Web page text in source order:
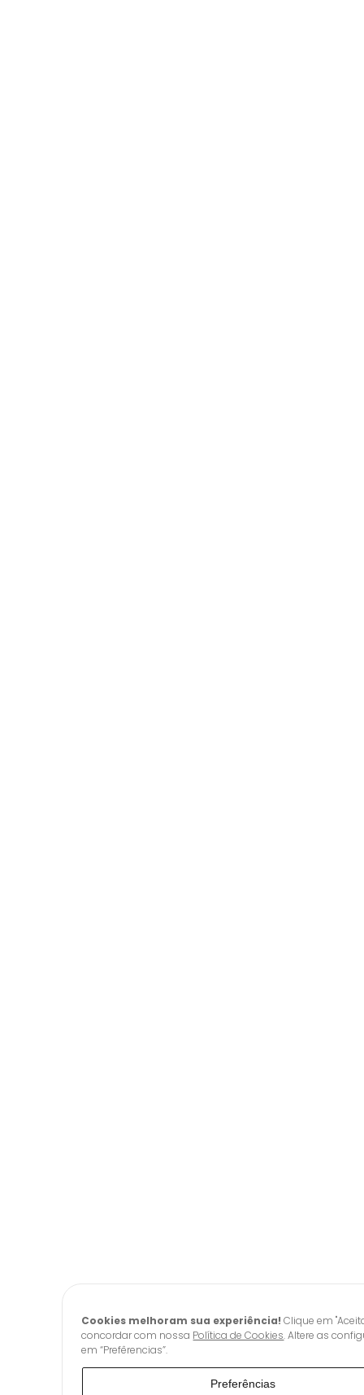
Cookies melhoram sua experiência! Clique em
concordar com nossa Política de Cookies. Altere as
em “Prefêrencias”.
Preferências